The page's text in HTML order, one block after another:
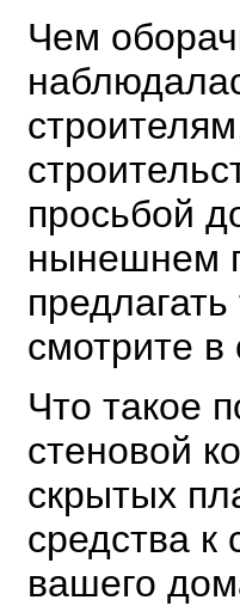
Чем
просьбой
нынешнем
смотрите в
Что такое
стеновой
скрытых
средства к
вашего